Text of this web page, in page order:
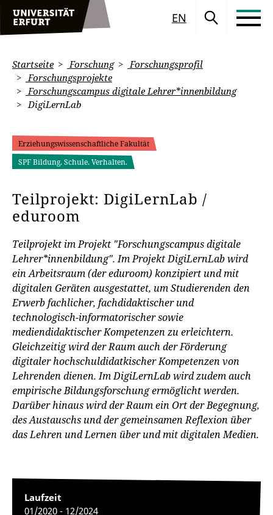
EN
Startseite Forschung
Forschungsprofil
Forschungsprojekte
Forschungscampus digitale Lehrer*innenbildung
DigiLernLab
Erziehungswissenschaftliche Fakultät
SPF Bildung. Schule. Verhalten.
Teilprojekt: DigiLernLab /
eduroom
Teilprojekt im Projekt "Forschungscampus digitale
Lehrer*innenbildung". Im Projekt DigiLernLab wird
ein Arbeitsraum (der eduroom) konzipiert und mit
digitalen Geräten ausgestattet, um Studierenden den
Erwerb fachlicher, fachdidaktischer und
technologisch-informatorischer sowie
mediendidaktischer Kompetenzen zu erleichtern.
Gleichzeitig wird der Raum auch der Förderung
digitaler hochschuldidatkischer Kompetenzen von
Lehrenden dienen. Im DigiLernLab wird zudem auch
empirische Bildungsforschung ermöglicht werden.
Darüber hinaus wird der Raum ein Ort der Begegnung,
des Austauschs und der gemeinsamen Reflexion über
das Lehren und Lernen über und mit digitalen Medien.
Laufzeit
01/2020 - 12/2024